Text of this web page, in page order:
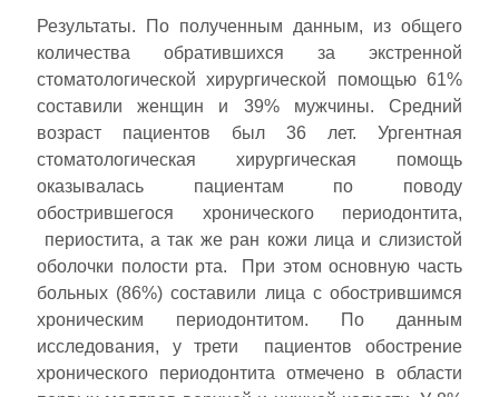
Результаты. По полученным данным, из общего
количества обратившихся за экстренной
стоматологической хирургической помощью 61%
составили женщин и 39% мужчины. Средний
возраст пациентов был 36 лет. Ургентная
стоматологическая хирургическая помощь
оказывалась пациентам по поводу
обострившегося хронического периодонтита,
периостита, а так же ран кожи лица и слизистой
оболочки полости рта. При этом основную часть
больных (86%) составили лица с обострившимся
хроническим периодонтитом. По данным
исследования, у трети пациентов обострение
хронического периодонтита отмечено в области